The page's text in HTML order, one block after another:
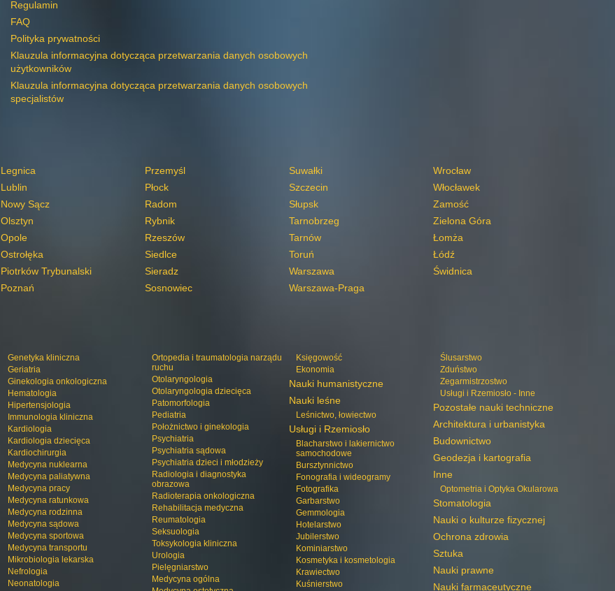
Regulamin
FAQ
Polityka prywatności
Klauzula informacyjna dotycząca przetwarzania danych osobowych
użytkowników
Klauzula informacyjna dotycząca przetwarzania danych osobowych
specjalistów
Legnica
Lublin
Nowy Sącz
Olsztyn
Opole
Ostrołęka
Piotrków Trybunalski
Poznań
Przemyśl
Płock
Radom
Rybnik
Rzeszów
Siedlce
Sieradz
Sosnowiec
Suwałki
Szczecin
Słupsk
Tarnobrzeg
Tarnów
Toruń
Warszawa
Warszawa-Praga
Wrocław
Włocławek
Zamość
Zielona Góra
Łomża
Łódź
Świdnica
Genetyka kliniczna
Geriatria
Ginekologia onkologiczna
Hematologia
Hipertensjologia
Immunologia kliniczna
Kardiologia
Kardiologia dziecięca
Kardiochirurgia
Medycyna nuklearna
Medycyna paliatywna
Medycyna pracy
Medycyna ratunkowa
Medycyna rodzinna
Medycyna sądowa
Medycyna sportowa
Medycyna transportu
Mikrobiologia lekarska
Nefrologia
Neonatologia
Ortopedia i traumatologia narządu
ruchu
Otolaryngologia
Otolaryngologia dziecięca
Patomorfologia
Pediatria
Położnictwo i ginekologia
Psychiatria
Psychiatria sądowa
Psychiatria dzieci i młodzieży
Radiologia i diagnostyka
obrazowa
Radioterapia onkologiczna
Rehabilitacja medyczna
Reumatologia
Seksuologia
Toksykologia kliniczna
Urologia
Pielęgniarstwo
Medycyna ogólna
Księgowość
Ekonomia
Nauki humanistyczne
Nauki leśne
Leśnictwo, łowiectwo
Usługi i Rzemiosło
Blacharstwo i lakiernictwo
samochodowe
Bursztynnictwo
Fonografia i wideogramy
Fotografika
Garbarstwo
Gemmologia
Hotelarstwo
Jubilerstwo
Kominiarstwo
Kosmetyka i kosmetologia
Krawiectwo
Kuśnierstwo
Ślusarstwo
Zduństwo
Zegarmistrzostwo
Usługi i Rzemiosło - Inne
Pozostałe nauki techniczne
Architektura i urbanistyka
Budownictwo
Geodezja i kartografia
Inne
Optometria i Optyka Okularowa
Stomatologia
Nauki o kulturze fizycznej
Ochrona zdrowia
Sztuka
Nauki prawne
Nauki farmaceutyczne